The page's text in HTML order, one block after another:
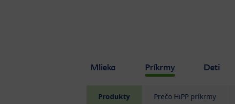
Mlieka Príkrmy Deti
Produkty Prečo HiPP príkrmy